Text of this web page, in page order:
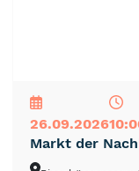
26.09.2026
Markt der